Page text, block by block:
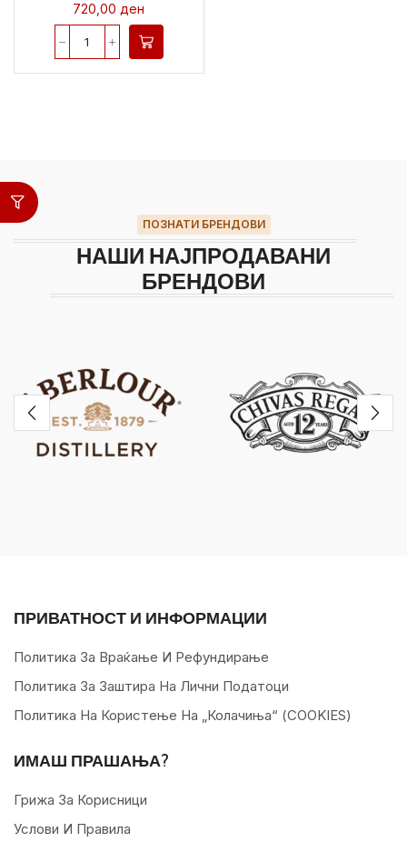
720,00 ден
ПОЗНАТИ БРЕНДОВИ
НАШИ НАЈПРОДАВАНИ
БРЕНДОВИ
ПРИВАТНОСТ И ИНФОРМАЦИИ
Политика За Враќање И Рефундирање
Политика За Заштира На Лични Податоци
Политика На Користење На „колачиња“ (COOKIES)
ИМАШ ПРАШАЊА?
Грижа За Корисници
Услови И Правила